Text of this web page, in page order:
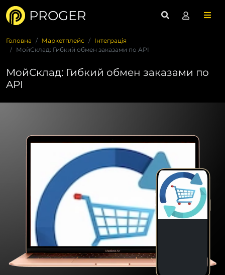
PROGER
Головна Маркетплейс
Інтеграція
МойСклад: Гибкий обмен заказами по API
МойСклад: Гибкий обмен заказами по
API